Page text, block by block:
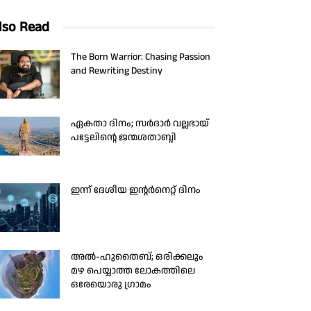
Read
The Born Warrior: Chasing Passion
and Rewriting Destiny
ഏകതാ ദിനം; സർദാർ വല്ലഭായ്
പട്ടേലിന്റെ ജന്മശതാബ്ദി
ഇന്ന് ദേശീയ ഇന്റർനെറ്റ് ദിനം
അൽ-ഹുതൈബ്; ഒരിക്കലും
മഴ പെയ്യാത്ത ലോകത്തിലെ
ഒരേയൊരു ഗ്രാമം